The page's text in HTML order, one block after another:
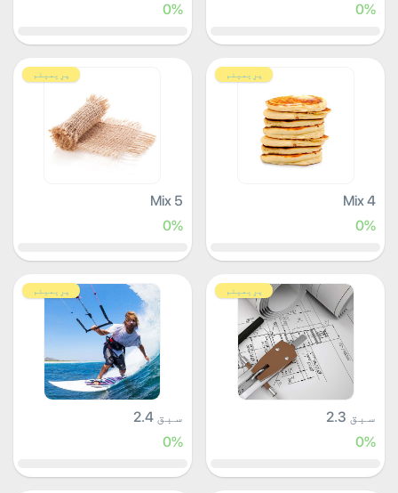
0%
0%
پرِیمیئم
Mix 4
0%
پرِیمیئم
Mix 5
0%
پرِیمیئم
سبق 2.3
0%
پرِیمیئم
سبق 2.4
0%